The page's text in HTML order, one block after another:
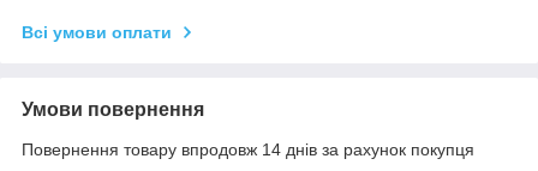
Всі умови оплати
Умови повернення
Повернення товару впродовж 14 днів за рахунок покупця